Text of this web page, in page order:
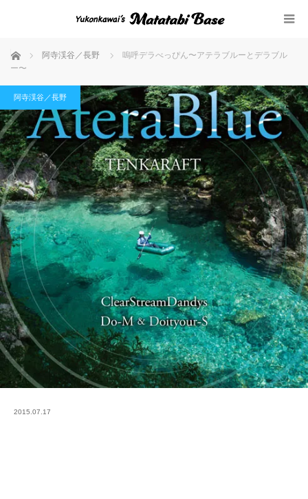
ホーム 阿寺渓谷／長野
嗚呼デラべっぴん〜アテラブルーとデラブル
ー〜
阿寺渓谷／長野
2015.07.17